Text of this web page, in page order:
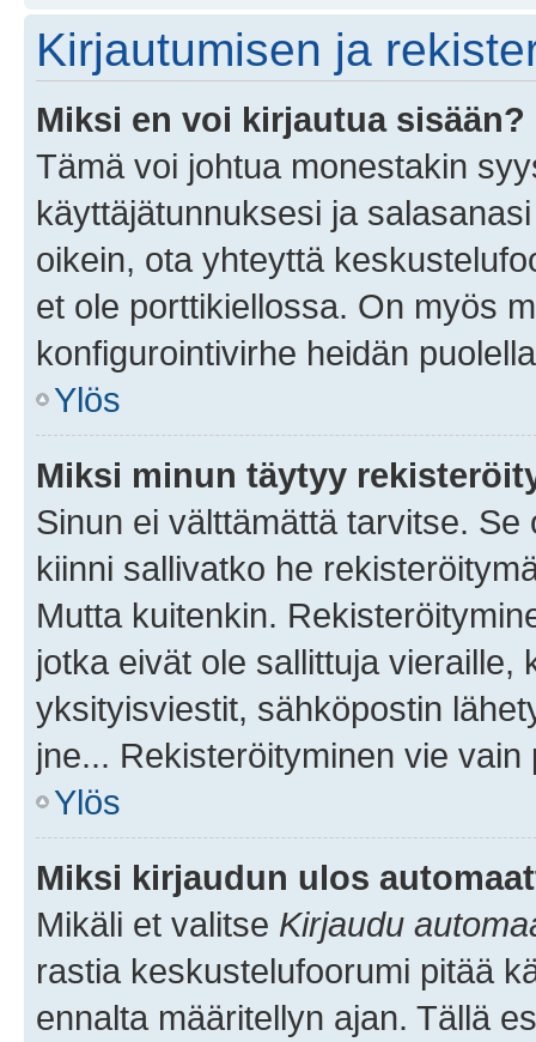
Kirjautumisen ja
Miksi en voi kirjautua sisään?
Tämä voi johtua monestakin
käyttäjätunnuksesi ja
oikein, ota yhteyttä
et ole porttikiellossa. On myös
konfigurointivirhe heidän
Ylös
Miksi minun täytyy
Sinun ei välttämättä tarvitse.
kiinni sallivatko he
Mutta kuitenkin.
jotka eivät ole sallittuja vieraille,
yksityisviestit, sähköpostin
jne... Rekisteröityminen vie
Ylös
Miksi kirjaudun ulos
Mikäli et valitse Kirjaudu
rastia keskustelufoorumi pitää
ennalta määritellyn ajan. Tällä